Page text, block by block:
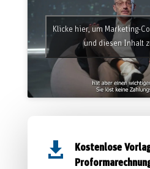
Klicke hier, um Marketing-
und diesen Inhalt

Kostenlose